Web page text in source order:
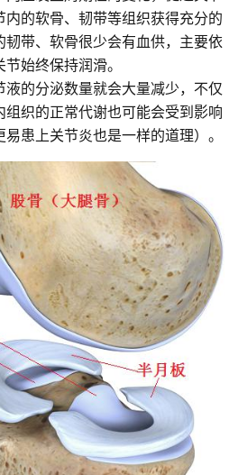
的软骨、韧带等组织获得充分的
带、软骨很少会有血供，主要依
始终保持润滑。
的分泌数量就会大量减少，不仅
织的正常代谢也可能会受到影响
易患上关节炎也是一样的道理）。